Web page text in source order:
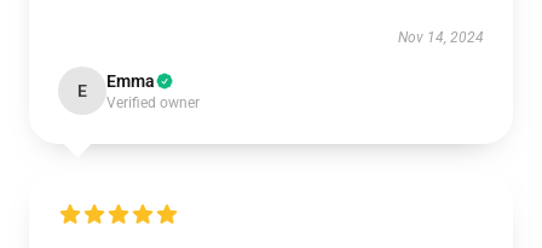
Nov 14, 2024
E Emma
Verified owner